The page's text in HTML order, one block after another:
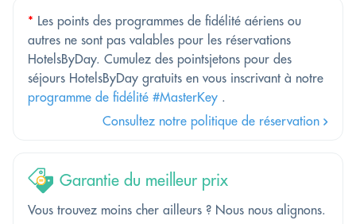
* Les points des programmes de fidélité aériens ou
autres ne sont pas valables pour les réservations
HotelsByDay. Cumulez des pointsjetons pour des
séjours HotelsByDay gratuits en vous inscrivant à notre
programme de fidélité #MasterKey .
Consultez notre politique de réservation
Garantie du meilleur prix
Vous trouvez moins cher ailleurs ? Nous nous alignons.